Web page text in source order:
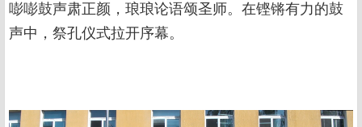
嘭嘭鼓声肃正颜，琅琅论语颂圣师。在铿锵有力的鼓
声中，祭孔仪式拉开序幕。